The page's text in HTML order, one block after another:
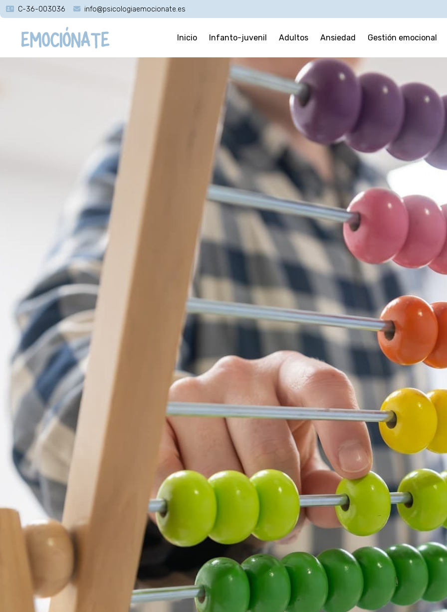
C-36-003036 info@psicologiaemocionate.es
Inicio Infanto-juvenil Adultos Ansiedad Gestión emocional